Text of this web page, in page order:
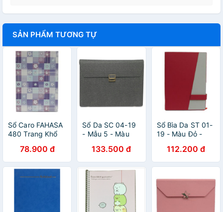
SẢN PHẨM TƯƠNG TỰ
Sổ Caro FAHASA
480 Trang Khổ
78.900 đ
Sổ Da SC 04-19
- Mẫu 5 - Màu
133.500 đ
Sổ Bìa Da ST 01-
19 - Màu Đỏ -
112.200 đ